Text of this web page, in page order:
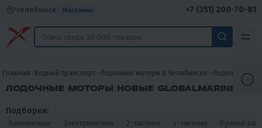
Челябинск Магазины +7 (351) 200-70-81
Главная Водный транспорт Лодочные моторы в Челябинске Лодочные
ЛОДОЧНЫЕ МОТОРЫ НОВЫЕ GLOBALMARINE
Подборки:
Бензиновые Электрические 2-тактные 4-тактные Ручной